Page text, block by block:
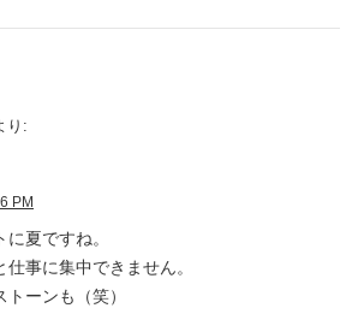
り:
PM
夏ですね。
事に集中できません。
ーンも（笑）